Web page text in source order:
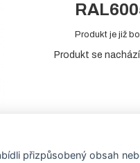
Produkt je již
Produkt se
přizpůsobený obsah